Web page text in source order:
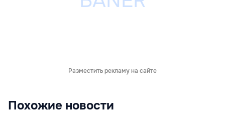
Разместить рекламу на сайте
Похожие новости